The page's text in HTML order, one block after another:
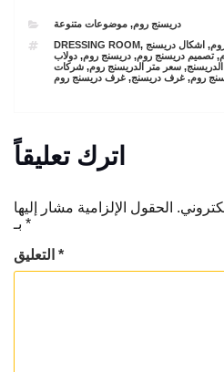
CATEGORIES دريسنج روم,موضوعات متنوعة
TAGS
DRESSING ROOM, , اشكال دريسنج
,تصميم دريسنج روم,دريسنج روم,دولاب
,سعر متر الدريسنج روم,شركات
روم,غرف دريسنج,غرف دريسنج روم
اترك تعليقاً
الحقول الإلزامية مشار إليها
*
*